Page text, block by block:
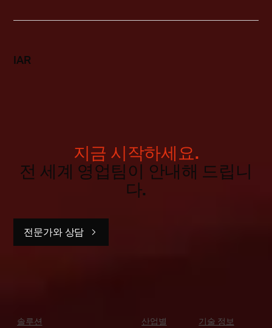
IAR
지금 시작하세요.
전 세계 영업팀이 안내해 드립니
다.
전문가와 상담
솔루션 산업별 기술 정보